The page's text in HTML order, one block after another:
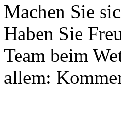
Machen Sie
Haben Sie
Team beim
allem: